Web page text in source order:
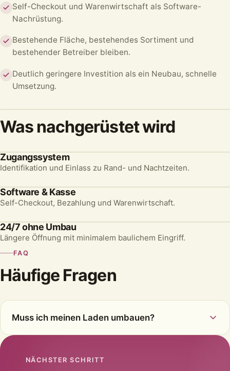
Self-Checkout und Warenwirtschaft als Software-
Nachrüstung.
Bestehende Fläche, bestehendes Sortiment und
bestehender Betreiber bleiben.
Deutlich geringere Investition als ein Neubau, schnelle
Umsetzung.
Was nachgerüstet wird
Zugangssystem
Identifikation und Einlass zu Rand- und Nachtzeiten.
Software & Kasse
Self-Checkout, Bezahlung und Warenwirtschaft.
24/7 ohne Umbau
Längere Öffnung mit minimalem baulichem Eingriff.
FAQ
Häufige Fragen
Muss ich meinen Laden umbauen?
NÄCHSTER SCHRITT